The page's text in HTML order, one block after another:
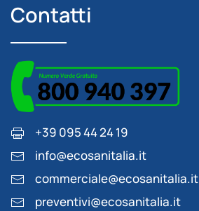
Contatti
+39 095 44 24 19
info@ecosanitalia.it
commerciale@ecosanitalia.it
preventivi@ecosanitalia.it